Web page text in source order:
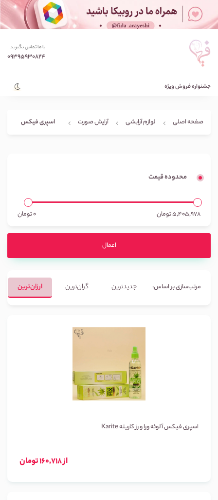
با ما تماس بگیرید
09395930824
جشنواره فروش ویژه
صفحه اصلی لوازم آرایشی آرایش صورت اسپری فیکس
محدوده قیمت
5,405,978تومان 0تومان
اعمال
مرتب‌سازی بر اساس: جدیدترین گران‌ترین ارزان‌ترین
اسپری فیکس آلوئه ورا و رز کاریته Karite
از 160,718 تومان